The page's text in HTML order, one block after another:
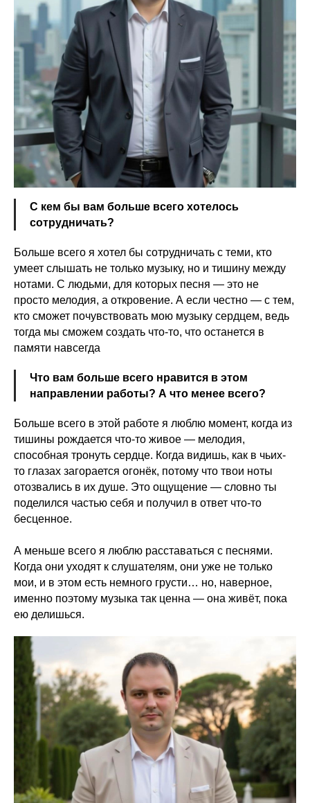
С кем бы вам больше всего хотелось
сотрудничать?
Больше всего я хотел бы сотрудничать с теми, кто
умеет слышать не только музыку, но и тишину между
нотами. С людьми, для которых песня — это не
просто мелодия, а откровение. А если честно — с тем,
кто сможет почувствовать мою музыку сердцем, ведь
тогда мы сможем создать что-то, что останется в
памяти навсегда
Что вам больше всего нравится в этом
направлении работы? А что менее всего?
Больше всего в этой работе я люблю момент, когда из
тишины рождается что-то живое — мелодия,
способная тронуть сердце. Когда видишь, как в чьих-
то глазах загорается огонёк, потому что твои ноты
отозвались в их душе. Это ощущение — словно ты
поделился частью себя и получил в ответ что-то
бесценное.
А меньше всего я люблю расставаться с песнями.
Когда они уходят к слушателям, они уже не только
мои, и в этом есть немного грусти… но, наверное,
именно поэтому музыка так ценна — она живёт, пока
ею делишься.